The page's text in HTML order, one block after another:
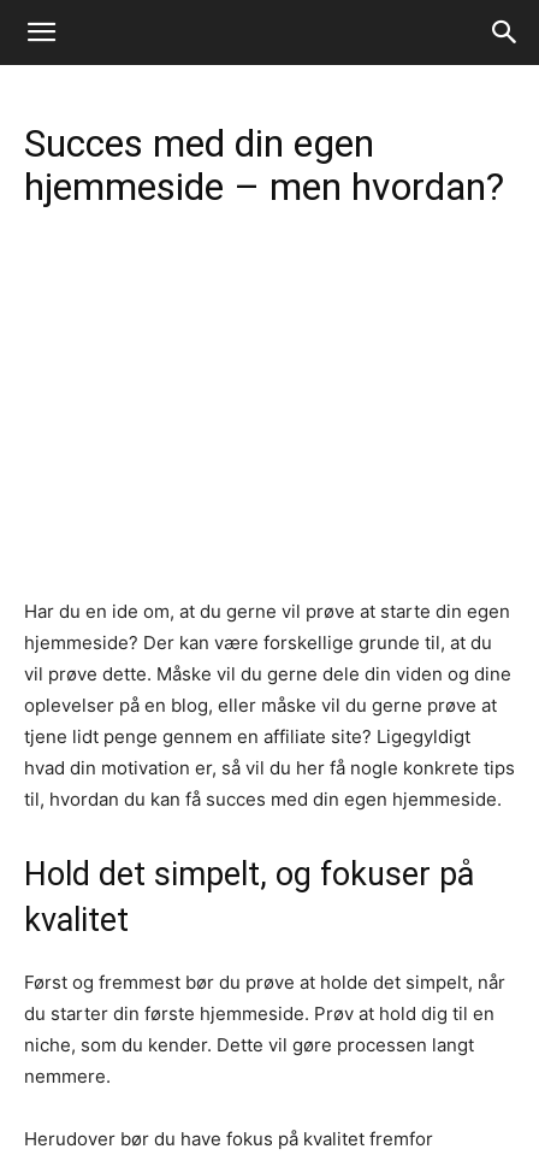
Succes med din egen
hjemmeside – men hvordan?
Har du en ide om, at du gerne vil prøve at starte din egen
hjemmeside? Der kan være forskellige grunde til, at du
vil prøve dette. Måske vil du gerne dele din viden og dine
oplevelser på en blog, eller måske vil du gerne prøve at
tjene lidt penge gennem en affiliate site? Ligegyldigt
hvad din motivation er, så vil du her få nogle konkrete tips
til, hvordan du kan få succes med din egen hjemmeside.
Hold det simpelt, og fokuser på
kvalitet
Først og fremmest bør du prøve at holde det simpelt, når
du starter din første hjemmeside. Prøv at hold dig til en
niche, som du kender. Dette vil gøre processen langt
nemmere.
Herudover bør du have fokus på kvalitet fremfor